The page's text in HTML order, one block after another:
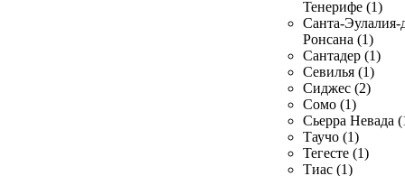
Тенерифе (1)
Санта-Эулалия-
Ронсана (1)
Сантадер (1)
Севилья (1)
Сиджес (2)
Сомо (1)
Сьерра Невада
Таучо (1)
Тегесте (1)
Тиас (1)